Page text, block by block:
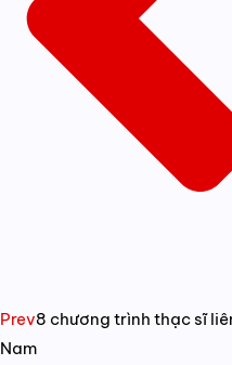
Prev8 chương trình thạc sĩ
Nam